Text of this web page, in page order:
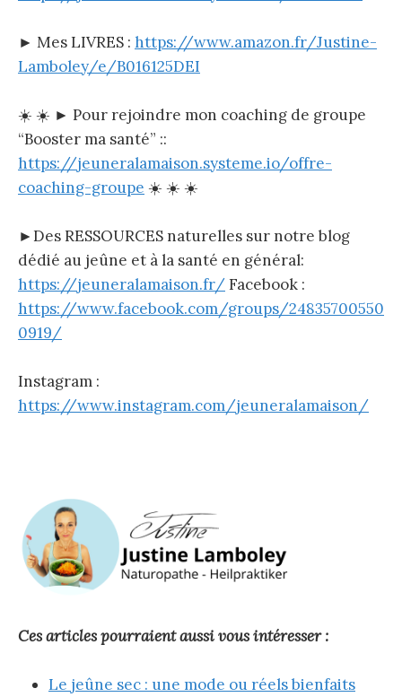
► Mes LIVRES : https://www.amazon.fr/Justine-
Lamboley/e/B016125DEI
☀️ ☀️ ► Pour rejoindre mon coaching de groupe
“Booster ma santé” ::
https://jeuneralamaison.systeme.io/offre-
coaching-groupe ☀️ ☀️ ☀️
►Des RESSOURCES naturelles sur notre blog
dédié au jeûne et à la santé en général:
https://jeuneralamaison.fr/Facebook :
https://www.facebook.com/groups/24835700550
0919/
Instagram :
https://www.instagram.com/jeuneralamaison/
Ces articles pourraient aussi vous intéresser :
Le jeûne sec : une mode ou réels bienfaits